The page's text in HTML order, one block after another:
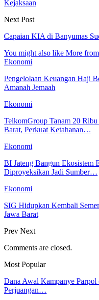
Kejaksaan
Next Post
Capaian KIA di Banyumas
You might also like More
Ekonomi
Pengelolaan Keuangan Haji
Amanah Jemaah
Ekonomi
TelkomGroup Tanam 20
Barat, Perkuat Ketahanan…
Ekonomi
BI Jateng Bangun Ekosistem
Diproyeksikan Jadi Sumber…
Ekonomi
SIG Hidupkan Kembali
Jawa Barat
Prev Next
Comments are closed.
Most Popular
Dana Awal Kampanye
Perjuangan…